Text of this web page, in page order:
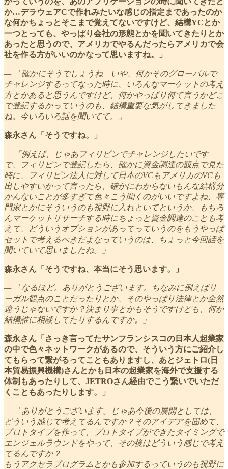
か…デラウェアCで作れみたいな感じの指定まであったのか
な何かちょっとそこまで覚えてないですけど、結構YCとか
一つとっても、やっぱり会社の形態とかを聞いてきたりとか
あったと思うので、アメリカでやるんだったらアメリカで会
社を作る方がいいのかなって思いますね。」
— 「確かにそうでしょうね いや、何かそのグローバルで
チャレンジするってなった時に、いろんなマーケットの考え
方とかあると思うんですけど、何かやっぱり何て言うかどこ
で登記するかっていうのも、結構重要な気がしてきました
ね。今いろいろ話を聞いてて。」
森永さん「そうですね。」
— 「例えば、じゃあフィリピンでチャレンジしたいです
で、フィリピンで登記したら、確かに資金調達の観点で見た
時に、フィリピン法人に対して日本のVCもアメリカのVCも
出しやすいかって言ったら、確かにわからないもんな結構分
かんないことが多すぎて色々こう聞くのがいいですよね、専
門家とかにそういうのも視野に入れといてというか、もちろ
んマーケットリサーチする時にちょっと資金調達のことも考
えて、どういうオプションがあってっていうのをもうやっぱ
セットで考えるべきだよなっていうのは、ちょっと今回話を
聞いていて思いましたね。」
森永さん「そうですね、本当にそう思います。」
— 「なるほど。ありがとうございます。ちなみに例えばリ
ーガル観点のことだったりとか、そのやっぱり法律とか全然
違うじゃないですか？決まり事とかもそうですけども、何か
結構誰に相談してたりするんですか。」
森永さん「さっき言ってたサンフランシスコの日本人起業家
の中で色々ネットワークがあるので、そういう方にご紹介し
てもらって繋がるってこともありますし、あとジェトロ(日
本貿易振興機構)さんとかも日本の起業家を海外で支援する
体制もあったりして、JETROさん経由でこう繋いでいただ
くこともあったりします。」
— 「ありがとうございます。じゃあ今後の展開としては、
どういう感じで考えてるんですか？そのアイデアを固めて、
プロトタイプを作って、プロトタイプができたタイミングで
エンジェルラウンドをやって、その後はどういう感じで考え
てるんですか？
もうアクセラプログラムとかも参加するっていうのも視野に